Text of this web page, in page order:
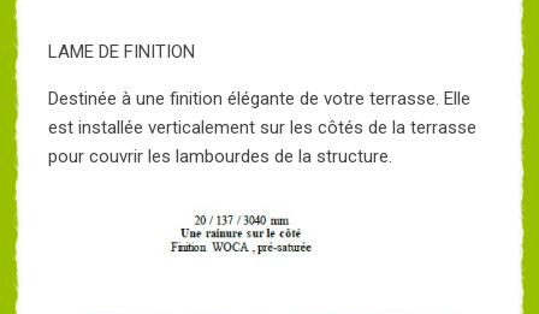
LAME DE FINITION
Destinée à une finition élégante de votre terrasse. Elle
est installée verticalement sur les côtés de la terrasse
pour couvrir les lambourdes de la structure.